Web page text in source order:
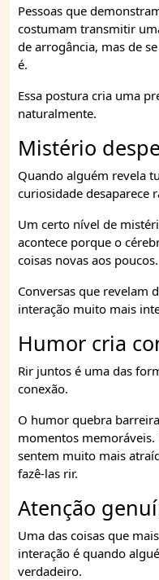
Pessoas que
costumam transmitir
de arrogância, mas de
é.
Essa postura cria uma
naturalmente.
Mistério
Quando alguém revela
curiosidade desaparece
Um certo nível de
acontece porque o
coisas novas aos poucos.
Conversas que revelam
interação muito mais
Humor cria
Rir juntos é uma das
conexão.
O humor quebra
momentos memoráveis.
sentem muito mais
fazê-las rir.
Atenção
Uma das coisas que
interação é quando
verdadeiro.